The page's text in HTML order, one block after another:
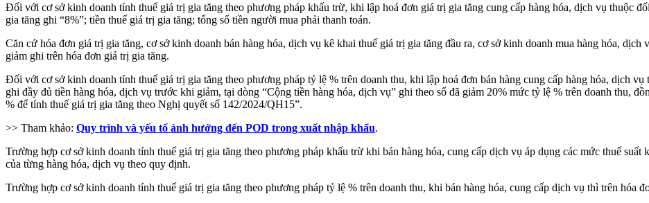
Đối với cơ sở kinh doanh tính thuế giá trị gia tăng theo phương pháp khấu trừ, khi lập hoá đơn giá trị gia tăng cung cấp hàng hóa, dịch vụ thuộc
gia tăng ghi “8%”; tiền thuế giá trị gia tăng; tổng số tiền người mua phải thanh toán.
Căn cứ hóa đơn giá trị gia tăng, cơ sở kinh doanh bán hàng hóa, dịch vụ kê khai thuế giá trị gia tăng đầu ra, cơ sở kinh doanh mua hàng hóa,
giảm ghi trên hóa đơn giá trị gia tăng.
Đối với cơ sở kinh doanh tính thuế giá trị gia tăng theo phương pháp tỷ lệ % trên doanh thu, khi lập hoá đơn bán hàng cung cấp hàng hóa, dịch
ghi đầy đủ tiền hàng hóa, dịch vụ trước khi giảm, tại dòng “Cộng tiền hàng hóa, dịch vụ” ghi theo số đã giảm 20% mức tỷ lệ % trên doanh thu,
% để tính thuế giá trị gia tăng theo Nghị quyết số 142/2024/QH15”.
>> Tham khảo: Quy trình và yếu tố ảnh hưởng đến POD trong xuất nhập khẩu.
Trường hợp cơ sở kinh doanh tính thuế giá trị gia tăng theo phương pháp khấu trừ khi bán hàng hóa, cung cấp dịch vụ áp dụng các mức thuế suất
của từng hàng hóa, dịch vụ theo quy định.
Trường hợp cơ sở kinh doanh tính thuế giá trị gia tăng theo phương pháp tỷ lệ % trên doanh thu, khi bán hàng hóa, cung cấp dịch vụ thì trên hóa